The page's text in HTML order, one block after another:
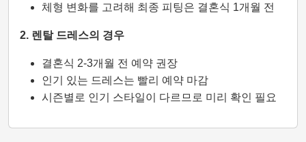
체형 변화를 고려해 최종 피팅은 결혼식 1개월 전
2. 렌탈 드레스의 경우
결혼식 2-3개월 전 예약 권장
인기 있는 드레스는 빨리 예약 마감
시즌별로 인기 스타일이 다르므로 미리 확인 필요